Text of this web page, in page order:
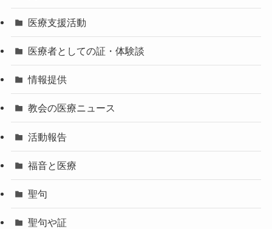
医療支援活動
医療者としての証・体験談
情報提供
教会の医療ニュース
活動報告
福音と医療
聖句
聖句や証